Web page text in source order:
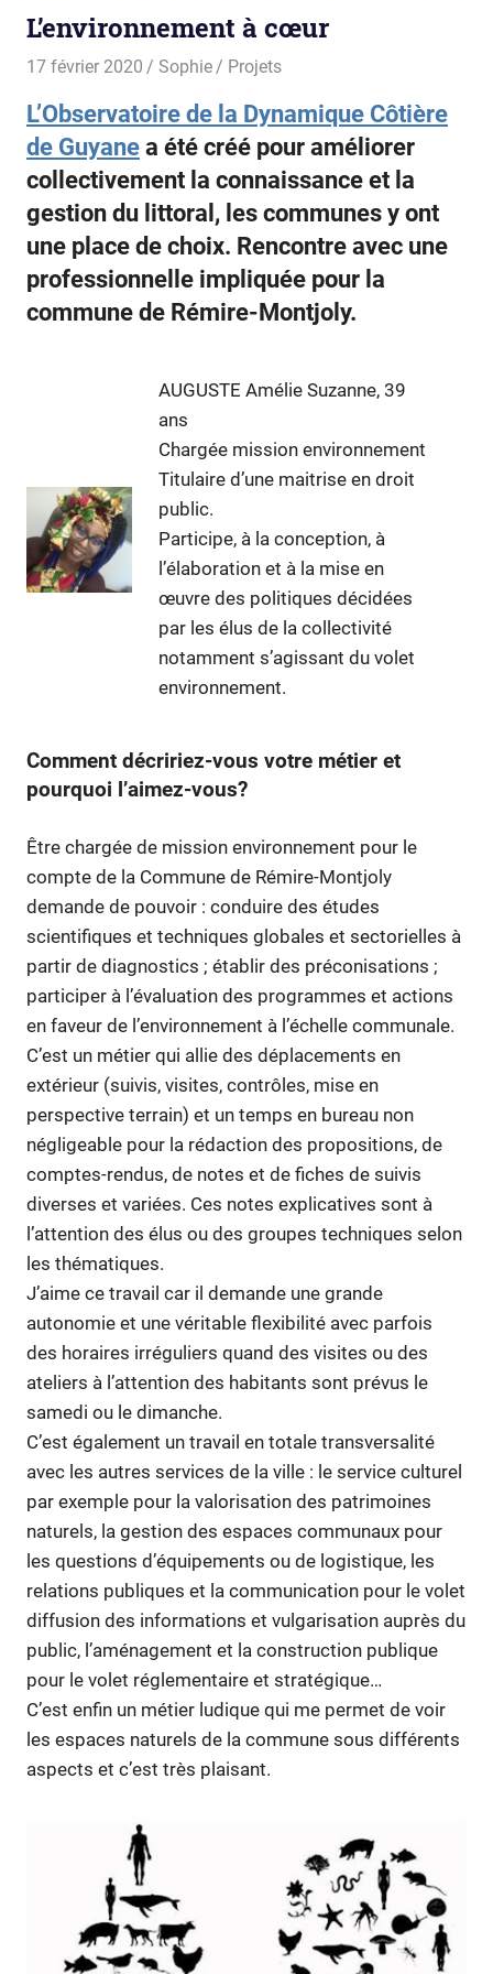
L’environnement à cœur
17 février 2020 Sophie Projets
L’Observatoire de la Dynamique Côtière
de Guyane a été créé pour améliorer
collectivement la connaissance et la
gestion du littoral, les communes y ont
une place de choix. Rencontre avec une
professionnelle impliquée pour la
commune de Rémire-Montjoly.
AUGUSTE Amélie Suzanne, 39
ans
Chargée mission environnement
Titulaire d’une maitrise en droit
public.
Participe, à la conception, à
l’élaboration et à la mise en
œuvre des politiques décidées
par les élus de la collectivité
notamment s’agissant du volet
environnement.
Comment décririez-vous votre métier et
pourquoi l’aimez-vous?
Être chargée de mission environnement pour le
compte de la Commune de Rémire-Montjoly
demande de pouvoir : conduire des études
scientifiques et techniques globales et sectorielles à
partir de diagnostics ; établir des préconisations ;
participer à l’évaluation des programmes et actions
en faveur de l’environnement à l’échelle communale.
C’est un métier qui allie des déplacements en
extérieur (suivis, visites, contrôles, mise en
perspective terrain) et un temps en bureau non
négligeable pour la rédaction des propositions, de
comptes-rendus, de notes et de fiches de suivis
diverses et variées. Ces notes explicatives sont à
l’attention des élus ou des groupes techniques selon
les thématiques.
J’aime ce travail car il demande une grande
autonomie et une véritable flexibilité avec parfois
des horaires irréguliers quand des visites ou des
ateliers à l’attention des habitants sont prévus le
samedi ou le dimanche.
C’est également un travail en totale transversalité
avec les autres services de la ville : le service culturel
par exemple pour la valorisation des patrimoines
naturels, la gestion des espaces communaux pour
les questions d’équipements ou de logistique, les
relations publiques et la communication pour le volet
diffusion des informations et vulgarisation auprès du
public, l’aménagement et la construction publique
pour le volet réglementaire et stratégique…
C’est enfin un métier ludique qui me permet de voir
les espaces naturels de la commune sous différents
aspects et c’est très plaisant.